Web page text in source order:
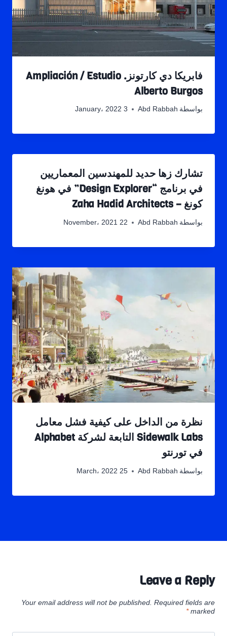
فابريكا دي كارتونز. Ampliación / Estudio
Alberto Burgos
بواسطة Abd Rabbah 3 January، 2022
تشارك زها حديد للمهندسين المعماريين
في برنامج “Design Explorer” في هونغ
كونغ – Zaha Hadid Architects
بواسطة Abd Rabbah 22 November، 2021
نظرة من الداخل على كيفية فشل معامل
Sidewalk Labs التابعة لشركة Alphabet
في تورنتو
بواسطة Abd Rabbah 25 March، 2022
Leave a Reply
Your email address will not be published. Required fields are
marked
*